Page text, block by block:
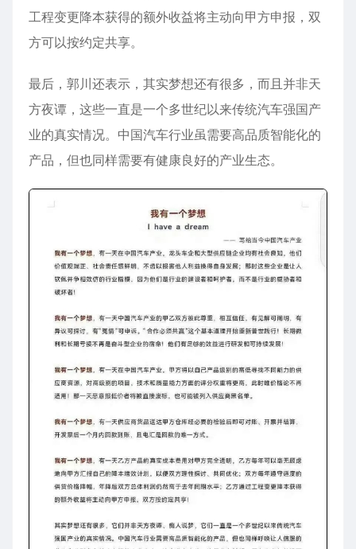
工程变更降本获得的额外收益将主动向甲方申报，双
方可以按约定共享。
最后，郭川还表示，其实梦想还有很多，而且并非天
方夜谭，这些一直是一个多世纪以来传统汽车强国产
业的真实情况。中国汽车行业虽需要高品质智能化的
产品，但也同样需要有健康良好的产业生态。